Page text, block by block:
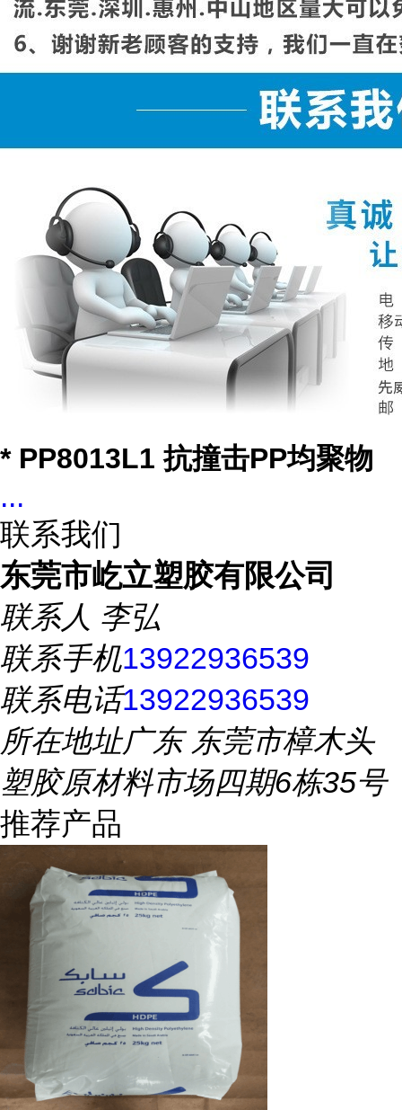
* PP8013L1 抗撞击PP均聚物
...
联系我们
东莞市屹立塑胶有限公司
联系人 李弘
联系手机13922936539
联系电话13922936539
所在地址广东 东莞市樟木头
塑胶原材料市场四期6栋35号
推荐产品